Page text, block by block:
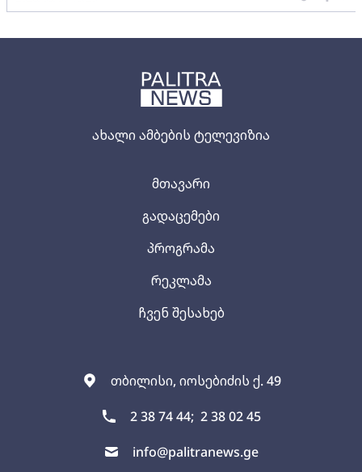
ახალი ამბების ტელევიზია
თბილისი, იოსებიძის ქ. 49
2 38 74 44; 2 38 02 45
info@palitranews.ge
მთავარი
გადაცემები
პროგრამა
რეკლამა
ჩვენ შესახებ